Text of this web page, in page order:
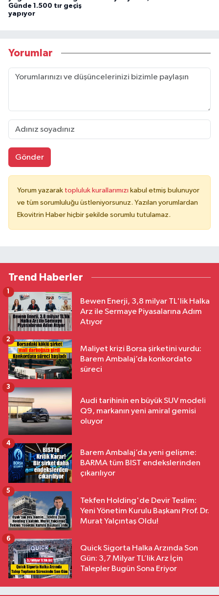
Günde 1.500 tır geçiş
yapıyor
Yorumlar
Gönder
Yorum yazarak topluluk kurallarımızı kabul etmiş bulunuyor
ve tüm sorumluluğu üstleniyorsunuz. Yazılan yorumlardan
Ekovitrin Haber hiçbir şekilde sorumlu tutulamaz.
Trend Haberler
Bewen Enerji, 3,8 milyar TL'lik Halka
Arz ile Sermaye Piyasalarına Adım
Atıyor
1
Maliyet krizi Borsa şirketini vurdu:
Barem Ambalaj’da konkordato
süreci
2
Audi tarihinin en büyük SUV modeli
Q9, markanın yeni amiral gemisi
oluyor
3
Barem Ambalaj’da yeni gelişme:
BARMA tüm BIST endekslerinden
çıkarılıyor
4
Tekfen Holding'de Devir Teslim:
Yeni Yönetim Kurulu Başkanı Prof. Dr.
Murat Yalçıntaş Oldu!
5
Quick Sigorta Halka Arzında Son
Gün: 3,7 Milyar TL’lik Arz İçin
Talepler Bugün Sona Eriyor
6